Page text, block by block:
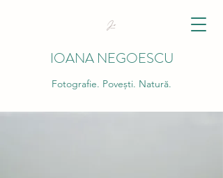
IOANA NEGOESCU
Fotografie. Povești. Natură.